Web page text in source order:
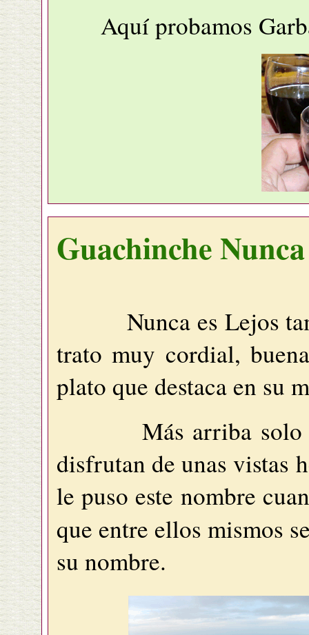
Aquí probamos
Guachinche
Nunca es Lejos
trato muy cordial,
plato que destaca en su
Más arriba solo
disfrutan de unas vistas
le puso este nombre
que entre ellos mismos
su nombre.